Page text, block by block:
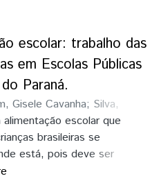
disponível no
a com o Programa
(PNAE).
escolar: trabalho das
em Escolas Públicas
Paraná.
Gisele Cavanha; Silva,
da
escolar que
brasileiras se
está, pois deve ser
para que possa auxiliar